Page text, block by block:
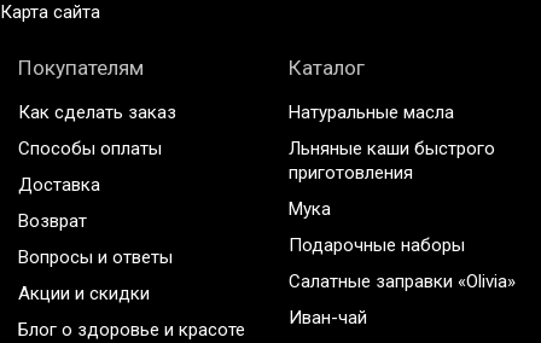
Карта сайта
Покупателям
Как сделать заказ
Способы оплаты
Доставка
Возврат
Вопросы и ответы
Акции и скидки
Блог о здоровье и красоте
Каталог
Натуральные масла
Льняные каши быстрого
приготовления
Мука
Подарочные наборы
Салатные заправки «Olivia»
Иван-чай